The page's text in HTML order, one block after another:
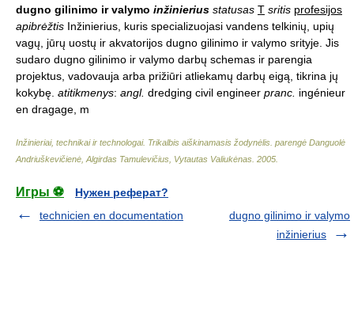
dugno gilinimo ir valymo inžinierius statusas T sritis profesijos
apibrėžtis Inžinierius, kuris specializuojasi vandens telkinių, upių
vagų, jūrų uostų ir akvatorijos dugno gilinimo ir valymo srityje. Jis
sudaro dugno gilinimo ir valymo darbų schemas ir parengia
projektus, vadovauja arba prižiūri atliekamų darbų eigą, tikrina jų
kokybę. atitikmenys: angl. dredging civil engineer pranc. ingénieur
en dragage, m
Inžinieriai, technikai ir technologai. Trikalbis aiškinamasis žodynėlis parengė Danguolė
Andriuškevičienė, Algirdas Tamulevičius, Vytautas Valiukėnas 2005
Игры ⚽
Нужен реферат?
technicien en documentation
dugno gilinimo ir valymo
inžinierius